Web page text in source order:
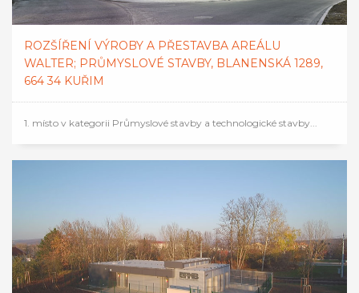
ROZŠÍŘENÍ VÝROBY A PŘESTAVBA AREÁLU
WALTER; PRŮMYSLOVÉ STAVBY, BLANENSKÁ 1289,
664 34 KUŘIM
1. místo v kategorii Průmyslové stavby a technologické stavby...